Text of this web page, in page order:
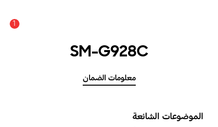
1
SM-G928C
معلومات الضمان
الموضوعات الشائعة